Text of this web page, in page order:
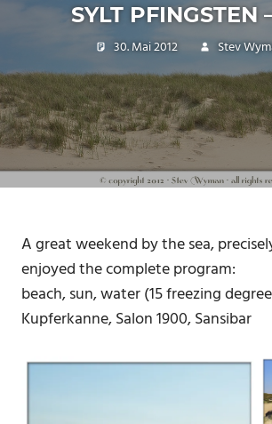
SYLT PFINGSTEN
30. Mai 2012 Stev
A great weekend by the sea,
enjoyed the complete program:
beach, sun, water (15 freezing
Kupferkanne, Salon 1900, Sansibar